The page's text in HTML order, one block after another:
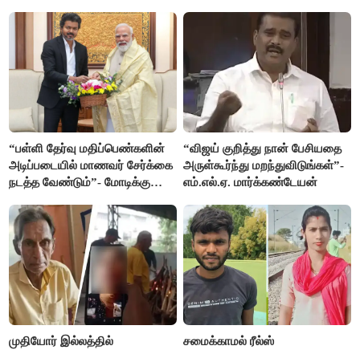
“பள்ளி தேர்வு மதிப்பெண்களின்
அடிப்படையில் மாணவர் சேர்க்கை
நடத்த வேண்டும்”- மோடிக்கு
“விஜய் குறித்து நான் பேசியதை
அருள்கூர்ந்து மறந்துவிடுங்கள்”-
எம்.எல்.ஏ. மார்க்கண்டேயன்
முதியோர் இல்லத்தில்
சமைக்காமல் ரீல்ஸ்